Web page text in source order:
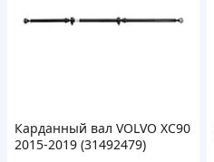
Карданный вал VOLVO XC90
2015-2019 (31492479)